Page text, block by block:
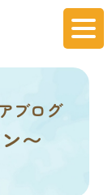
ブログ
〜